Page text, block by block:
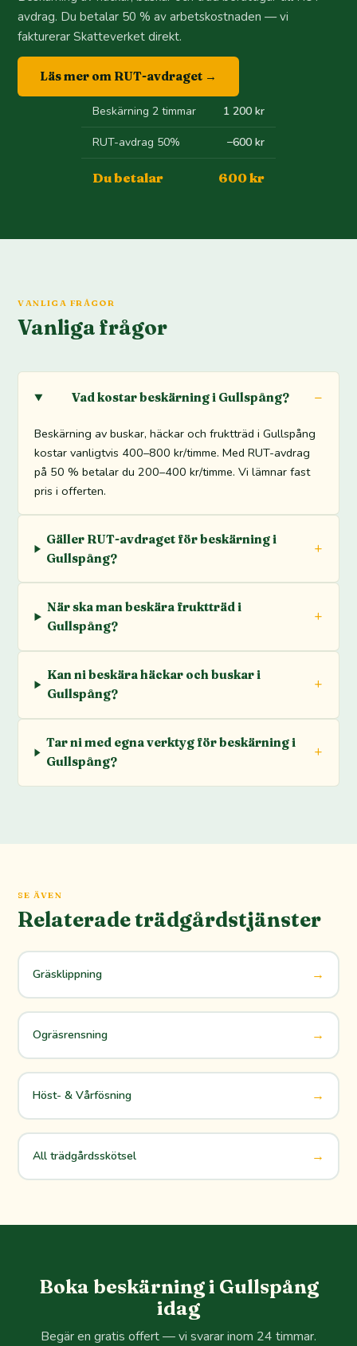
avdrag. Du betalar 50 % av arbetskostnaden — vi
fakturerar Skatteverket direkt.
Läs mer om RUT-avdraget →
Beskärning 2 timmar 1 200 kr
RUT-avdrag 50% −600 kr
Du betalar 600 kr
VANLIGA FRÅGOR
Vanliga frågor
Vad kostar beskärning i Gullspång?
Beskärning av buskar, häckar och fruktträd i Gullspång
kostar vanligtvis 400–800 kr/timme. Med RUT-avdrag
på 50 % betalar du 200–400 kr/timme. Vi lämnar fast
pris i offerten.
Gäller RUT-avdraget för beskärning i
Gullspång?
När ska man beskära fruktträd i
Gullspång?
Kan ni beskära häckar och buskar i
Gullspång?
Tar ni med egna verktyg för beskärning i
Gullspång?
SE ÄVEN
Relaterade trädgårdstjänster
Gräsklippning →
Ogräsrensning →
Höst- & Vårfösning →
All trädgårdsskötsel →
Boka beskärning i Gullspång
idag
Begär en gratis offert — vi svarar inom 24 timmar.